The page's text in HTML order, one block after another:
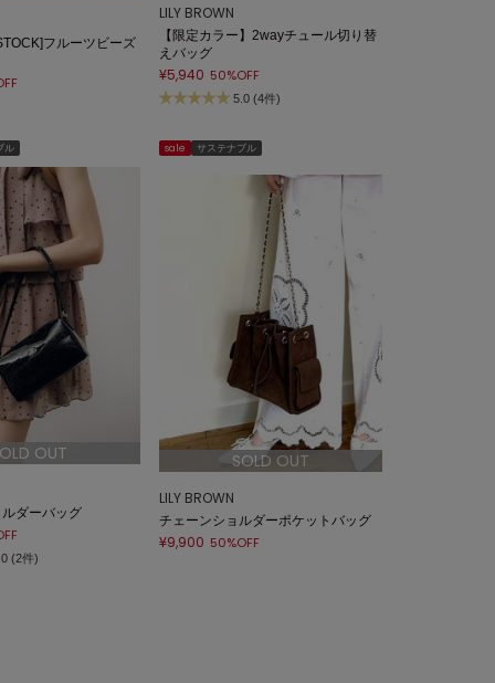
フルーツビーズ
LILY BROWN
【限定カラー】2wayチュール切り替
えバッグ
¥5,940 50%OFF
5.0 (4件)
ル
OUT
ダーバッグ
(2件)
sale サステナブル
SOLD OUT
LILY BROWN
チェーンショルダーポケットバッグ
¥9,900 50%OFF